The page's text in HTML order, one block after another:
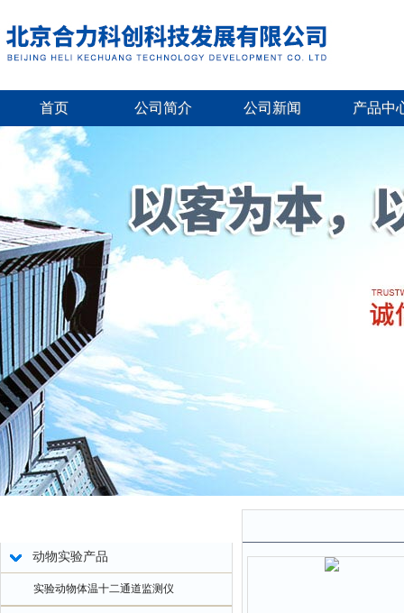
首页 公司简介 公司新闻 产品中
动物实验产品
实验动物体温十二通道监测仪